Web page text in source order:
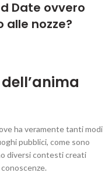
Date ovvero
alle nozze?
ha veramente tanti modi
pubblici, come sono
diversi contesti creati